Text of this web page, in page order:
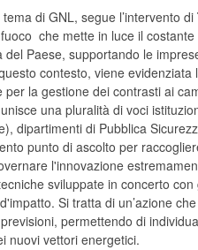
di GNL, segue l’intervento di
che mette in luce il
del Paese, supportando le
contesto, viene
per la gestione dei contrasti ai
una pluralità di voci
dipartimenti di Pubblica
punto di ascolto per
l'innovazione
sviluppate in concerto
Si tratta di un’azione
permettendo di
nuovi vettori energetici.